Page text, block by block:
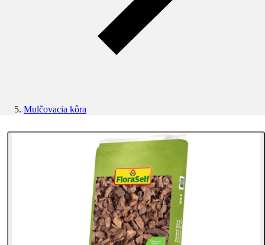
Mulčovacia kôra